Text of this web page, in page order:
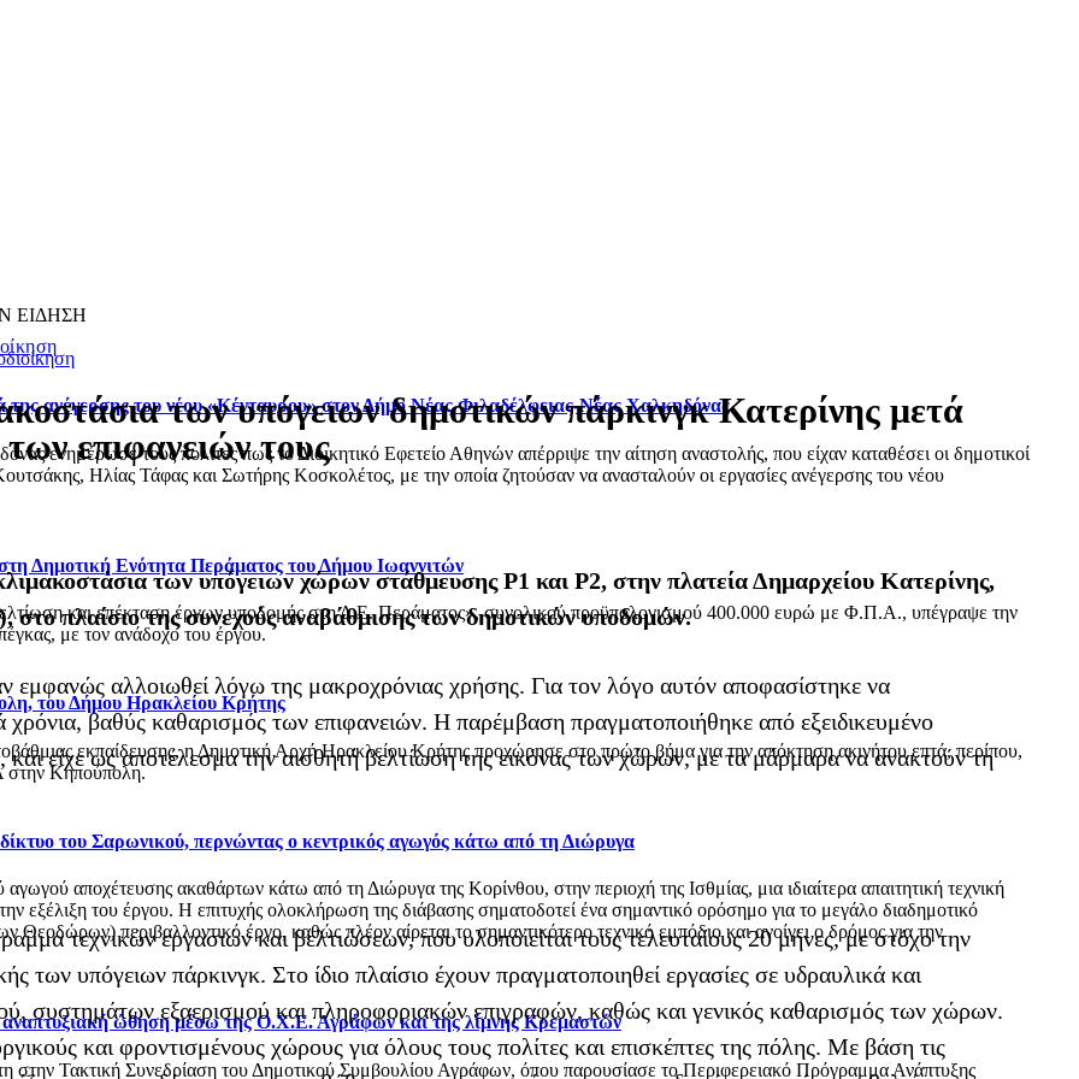
ΕΙΔΗΣΗ
ανέγερσης του νέου «Κένταυρου» στον Δήμο Νέας Φιλαδέλφειας-Νέας Χαλκηδόνας
ενημέρωσε τους πολίτες πως το Διοικητικό Εφετείο Αθηνών απέρριψε την αίτηση αναστολής, που είχαν καταθέσει οι δημοτικοί
Ηλίας Τάφας και Σωτήρης Κοσκολέτος, με την οποία ζητούσαν να ανασταλούν οι εργασίες ανέγερσης του νέου
Δημοτική Ενότητα Περάματος του Δήμου Ιωαννιτών
και επέκταση έργων υποδομής στη Δ.Ε. Περάματος», συνολικού προϋπολογισμού 400.000 ευρώ με Φ.Π.Α., υπέγραψε την
με τον ανάδοχο του έργου.
του Δήμου Ηρακλείου Κρήτης
εκπαίδευσης, η Δημοτική Αρχή Ηρακλείου Κρήτης προχώρησε στο πρώτο βήμα για την απόκτηση ακινήτου επτά, περίπου,
Κηπούπολη.
του Σαρωνικού, περνώντας ο κεντρικός αγωγός κάτω από τη Διώρυγα
αποχέτευσης ακαθάρτων κάτω από τη Διώρυγα της Κορίνθου, στην περιοχή της Ισθμίας, μια ιδιαίτερα απαιτητική τεχνική
εξέλιξη του έργου. Η επιτυχής ολοκλήρωση της διάβασης σηματοδοτεί ένα σημαντικό ορόσημο για το μεγάλο διαδημοτικό
περιβαλλοντικό έργο, καθώς πλέον αίρεται το σημαντικότερο τεχνικό εμπόδιο και ανοίγει ο δρόμος για την
αναπτυξιακή ώθηση μέσω της Ο.Χ.Ε. Αγράφων και της λίμνης Κρεμαστών
στην Τακτική Συνεδρίαση του Δημοτικού Συμβουλίου Αγράφων, όπου παρουσίασε το Περιφερειακό Πρόγραμμα Ανάπτυξης
των υπόγειων δημοτικών πάρκινγκ Κατερίνης μετά
επιφανειών τους
των υπόγειων χώρων στάθμευσης P1 και P2, στην πλατεία Δημαρχείου Κατερίνης,
πλαίσιο της συνεχούς αναβάθμισης των δημοτικών υποδομών.
εμφανώς αλλοιωθεί λόγω της μακροχρόνιας χρήσης. Για τον λόγο αυτόν αποφασίστηκε να
βαθύς καθαρισμός των επιφανειών. Η παρέμβαση πραγματοποιήθηκε από εξειδικευμένο
είχε ως αποτέλεσμα την αισθητή βελτίωση της εικόνας των χώρων, με τα μάρμαρα να ανακτούν τη
τεχνικών εργασιών και βελτιώσεων, που υλοποιείται τους τελευταίους 20 μήνες, με στόχο την
των υπόγειων πάρκινγκ. Στο ίδιο πλαίσιο έχουν πραγματοποιηθεί εργασίες σε υδραυλικά και
συστημάτων εξαερισμού και πληροφοριακών επιγραφών, καθώς και γενικός καθαρισμός των χώρων.
και φροντισμένους χώρους για όλους τους πολίτες και επισκέπτες της πόλης. Με βάση τις